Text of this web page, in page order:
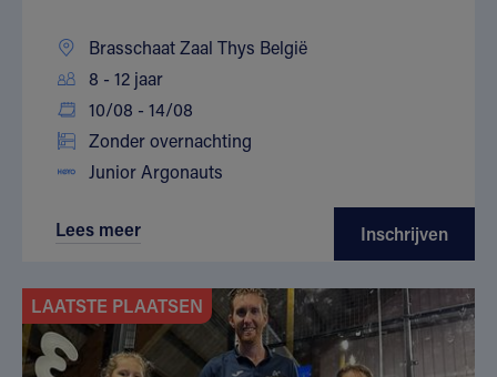
Brasschaat Zaal Thys België
8 - 12 jaar
10/08 - 14/08
Zonder overnachting
Junior Argonauts
Lees meer Inschrijven
LAATSTE PLAATSEN